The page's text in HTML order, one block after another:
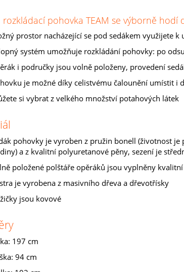
rozkládací pohovka TEAM se výborně
prostor nacházející se pod sedákem využijete
systém umožňuje rozkládání pohovky: po
i područky jsou volně položeny, provedení
je možné díky celistvému čalounění umístit i
si vybrat z velkého množství potahových látek
pohovky je vyroben z pružin bonell (životnost
a z kvalitní polyuretanové pěny, sezení je
položené polštáře opěráků jsou vyplněny
je vyrobena z masivního dřeva a dřevotřísky
jsou kovové
197 cm
94 cm